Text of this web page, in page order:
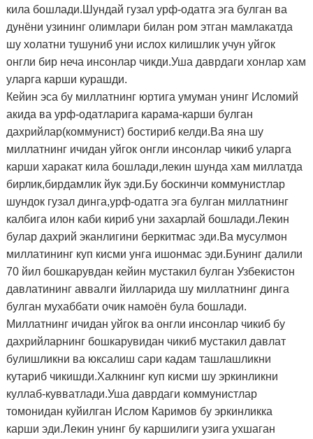
кила бошлади.Шундай гузал урф-одатга эга булган ва
дунёни узининг олимлари билан ром этган мамлакатда
шу холатни тушуниб уни ислох килишлик учун уйгок
онгли бир неча инсонлар чикди.Уша даврдаги хонлар хам
уларга карши курашди.
Кейин эса бу миллатнинг юртига умуман унинг Исломий
акида ва урф-одатларига карама-карши булган
дахрийлар(коммунист) бостириб келди.Ва яна шу
миллатнинг ичидан уйгок онгли инсонлар чикиб уларга
карши харакат кила бошлади,лекин шунда хам миллатда
бирлик,бирдамлик йук эди.Бу боскинчи коммунистлар
шундок гузал динга,урф-одатга эга булган миллатнинг
калбига илон каби кириб уни захарлай бошлади.Лекин
булар дахрий эканлигини беркитмас эди.Ва мусулмон
миллатининг куп кисми унга ишонмас эди.Бунинг далили
70 йил бошкарувдан кейин мустакил булган Узбекистон
давлатининг аввалги йилларида шу миллатнинг динга
булган мухаббати очик намоён була бошлади.
Миллатнинг ичидан уйгок ва онгли инсонлар чикиб бу
дахрийларнинг бошкарувидан чикиб мустакил давлат
булишликни ва юксалиш сари кадам ташлашликни
кутариб чикишди.Халкнинг куп кисми шу эркинликни
куллаб-кувватлади.Уша даврдаги коммунистлар
томонидан куйилган Ислом Каримов бу эркинликка
карши эди.Лекин унинг бу каршилиги узига ухшаган